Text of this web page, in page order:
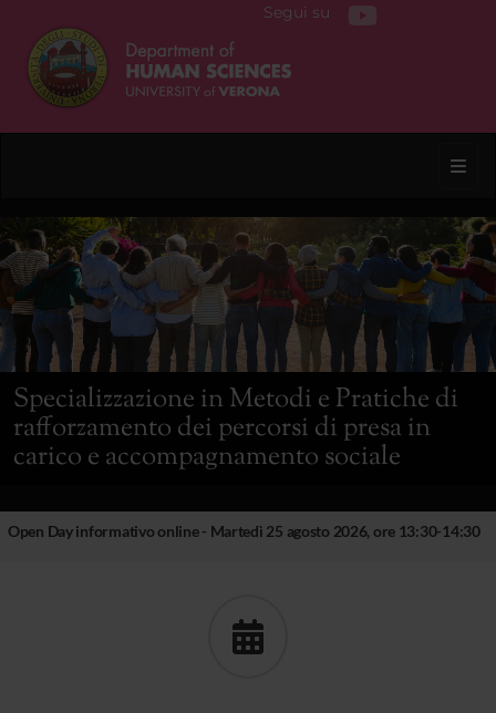
Segui su
Specializzazione in Metodi e Pratiche di
rafforzamento dei percorsi di presa in
carico e accompagnamento sociale
Open Day informativo online - Martedì 25 agosto 2026, ore 13:30-14:30